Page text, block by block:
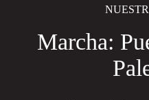
Marcha: